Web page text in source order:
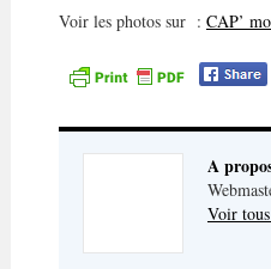
Voir les photos sur : CAP’
A
Voir